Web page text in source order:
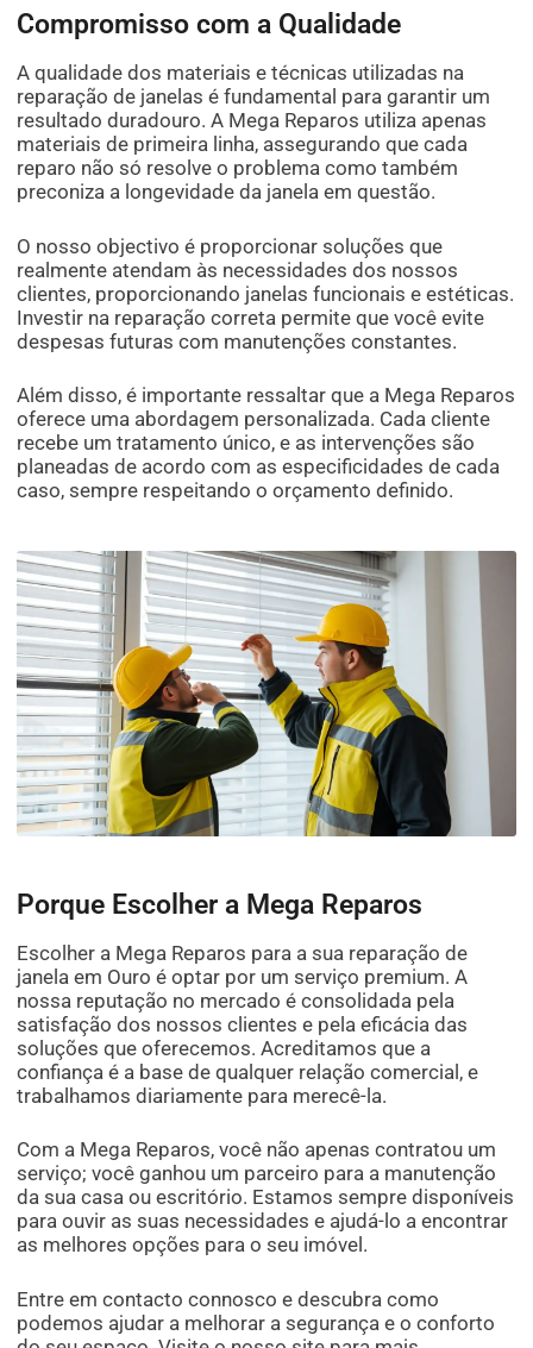
Compromisso com a Qualidade
A qualidade dos materiais e técnicas utilizadas na
reparação de janelas é fundamental para garantir um
resultado duradouro. A Mega Reparos utiliza apenas
materiais de primeira linha, assegurando que cada
reparo não só resolve o problema como também
preconiza a longevidade da janela em questão.
O nosso objectivo é proporcionar soluções que
realmente atendam às necessidades dos nossos
clientes, proporcionando janelas funcionais e estéticas.
Investir na reparação correta permite que você evite
despesas futuras com manutenções constantes.
Além disso, é importante ressaltar que a Mega Reparos
oferece uma abordagem personalizada. Cada cliente
recebe um tratamento único, e as intervenções são
planeadas de acordo com as especificidades de cada
caso, sempre respeitando o orçamento definido.
Porque Escolher a Mega Reparos
Escolher a Mega Reparos para a sua reparação de
janela em Ouro é optar por um serviço premium. A
nossa reputação no mercado é consolidada pela
satisfação dos nossos clientes e pela eficácia das
soluções que oferecemos. Acreditamos que a
confiança é a base de qualquer relação comercial, e
trabalhamos diariamente para merecê-la.
Com a Mega Reparos, você não apenas contratou um
serviço; você ganhou um parceiro para a manutenção
da sua casa ou escritório. Estamos sempre disponíveis
para ouvir as suas necessidades e ajudá-lo a encontrar
as melhores opções para o seu imóvel.
Entre em contacto connosco e descubra como
podemos ajudar a melhorar a segurança e o conforto